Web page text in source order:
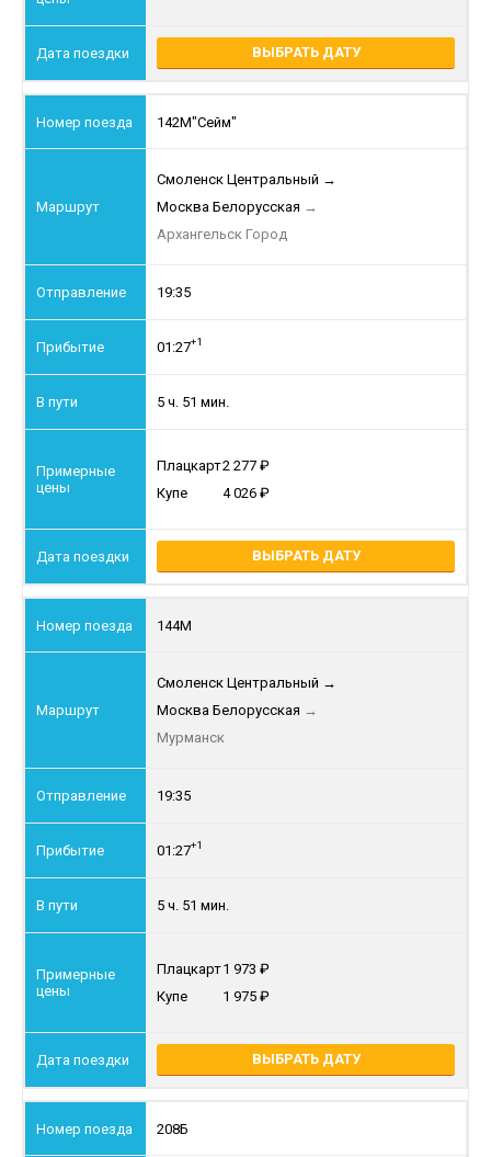
ВЫБРАТЬ ДАТУ
142М"Сейм"
Смоленск Центральный →
Москва Белорусская →
Архангельск Город
19:35
01:27+1
5 ч. 51 мин.
Плацкарт2 277
Купе
4 026
ВЫБРАТЬ ДАТУ
144М
Смоленск Центральный →
Москва Белорусская →
Мурманск
19:35
01:27+1
5 ч. 51 мин.
Плацкарт1 973
Купе
1 975
ВЫБРАТЬ ДАТУ
208Б